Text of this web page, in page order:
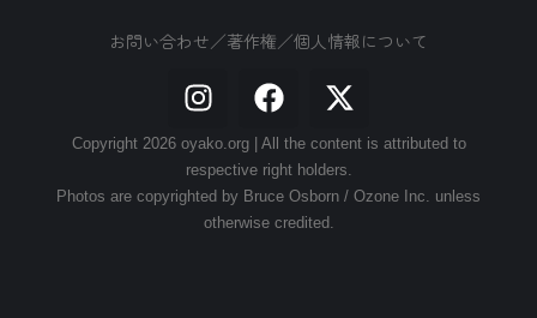
お問い合わせ／著作権／個人情報について
Copyright 2026 oyako.org | All the content is attributed to
respective right holders.
Photos are copyrighted by Bruce Osborn / Ozone Inc. unless
otherwise credited.